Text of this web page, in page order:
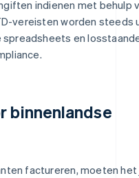
indienen met behulp
vereisten worden steeds
en
binnenlandse
factureren, moeten